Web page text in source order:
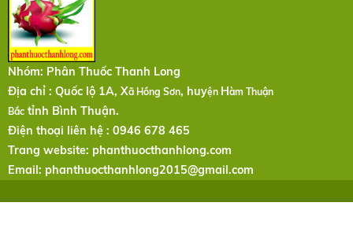
Nhóm: Phân Thuốc Thanh Long
Địa chỉ : Quốc lộ 1A, Xã Hồng Sơn, huyện Hàm Thuận
Bắc tỉnh Bình Thuận.
Điện thoại liên hệ : 0946 678 465
Trang website: phanthuocthanhlong.com
Email: phanthuocthanhlong2015@gmail.com